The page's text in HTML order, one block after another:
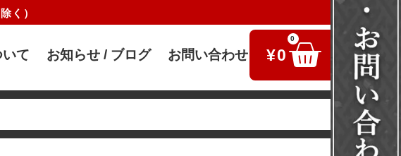
く）
て お知らせ / ブログ お問い合わせ ¥0
0
検索